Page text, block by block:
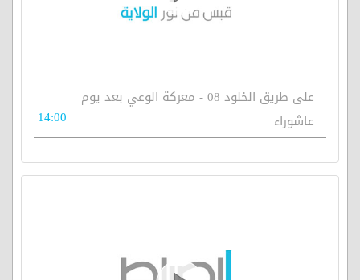
على طريق الخلود 08 - معركة الوعي بعد يوم
عاشوراء
14:00